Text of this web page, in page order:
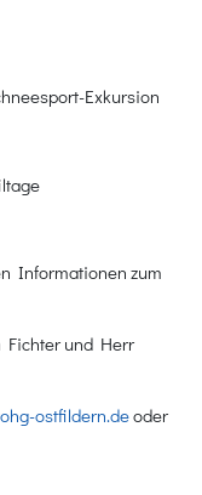
Exkursion
Informationen zum
Fichter und Herr
ostfildern.deoder